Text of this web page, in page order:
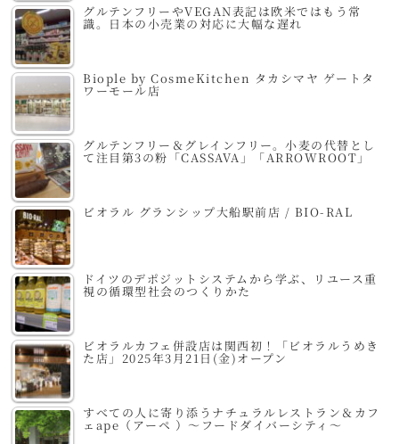
グルテンフリーやVEGAN表記は欧米ではもう常
識。日本の小売業の対応に大幅な遅れ
Biople by CosmeKitchen タカシマヤ ゲートタ
ワーモール店
グルテンフリー＆グレインフリー。小麦の代替とし
て注目第3の粉「CASSAVA」「ARROWROOT」
ビオラル グランシップ大船駅前店 / BIO-RAL
ドイツのデポジットシステムから学ぶ、リユース重
視の循環型社会のつくりかた
ビオラルカフェ併設店は関西初！「ビオラルうめき
た店」2025年3月21日(金)オープン
すべての人に寄り添うナチュラルレストラン＆カフ
ェape（アーペ ）～フードダイバーシティ～